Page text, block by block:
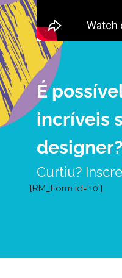
É
incríveis
designer?
Curtiu?
[RM_Form id='10']